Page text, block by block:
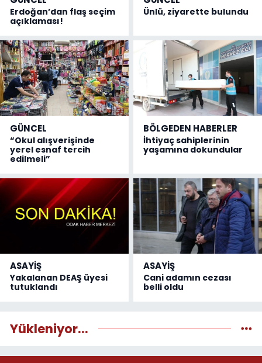
Erdoğan’dan flaş seçim
açıklaması!
Ünlü, ziyarette bulundu
GÜNCEL
“Okul alışverişinde
yerel esnaf tercih
edilmeli”
BÖLGEDEN HABERLER
İhtiyaç sahiplerinin
yaşamına dokundular
ASAYİŞ
Yakalanan DEAŞ üyesi
tutuklandı
ASAYİŞ
Cani adamın cezası
belli oldu
Yükleniyor...